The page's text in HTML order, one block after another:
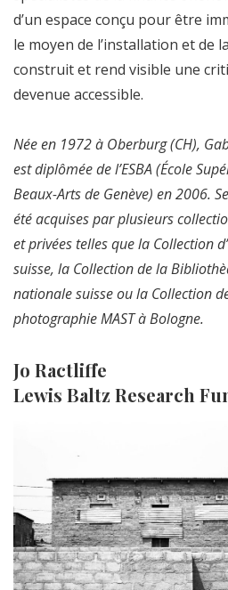
d’un espace conçu pour être
le moyen de l’installation et de
construit et rend visible une
devenue accessible.
Née en 1972 à Oberburg (CH),
est diplômée de l’ESBA (École
Beaux-Arts de Genève) en 2006.
été acquises par plusieurs
et privées telles que la Collection
suisse, la Collection de la
nationale suisse ou la Collection
photographie MAST à Bologne.
Jo Ractliffe
Lewis Baltz Research